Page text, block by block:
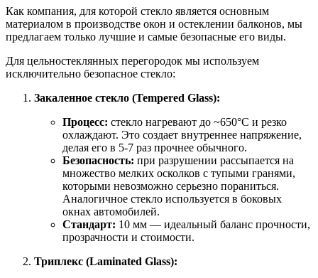
Как компания, для которой стекло является основным
материалом в производстве окон и остеклении балконов, мы
предлагаем только лучшие и самые безопасные его виды.
Для цельностеклянных перегородок мы используем
исключительно безопасное стекло:
Закаленное стекло (Tempered Glass):
Процесс: стекло нагревают до ~650°C и резко
охлаждают. Это создает внутреннее напряжение,
делая его в 5-7 раз прочнее обычного.
Безопасность: при разрушении рассыпается на
множество мелких осколков с тупыми гранями,
которыми невозможно серьезно пораниться.
Аналогичное стекло используется в боковых
окнах автомобилей.
Стандарт: 10 мм — идеальный баланс прочности,
прозрачности и стоимости.
Триплекс (Laminated Glass):